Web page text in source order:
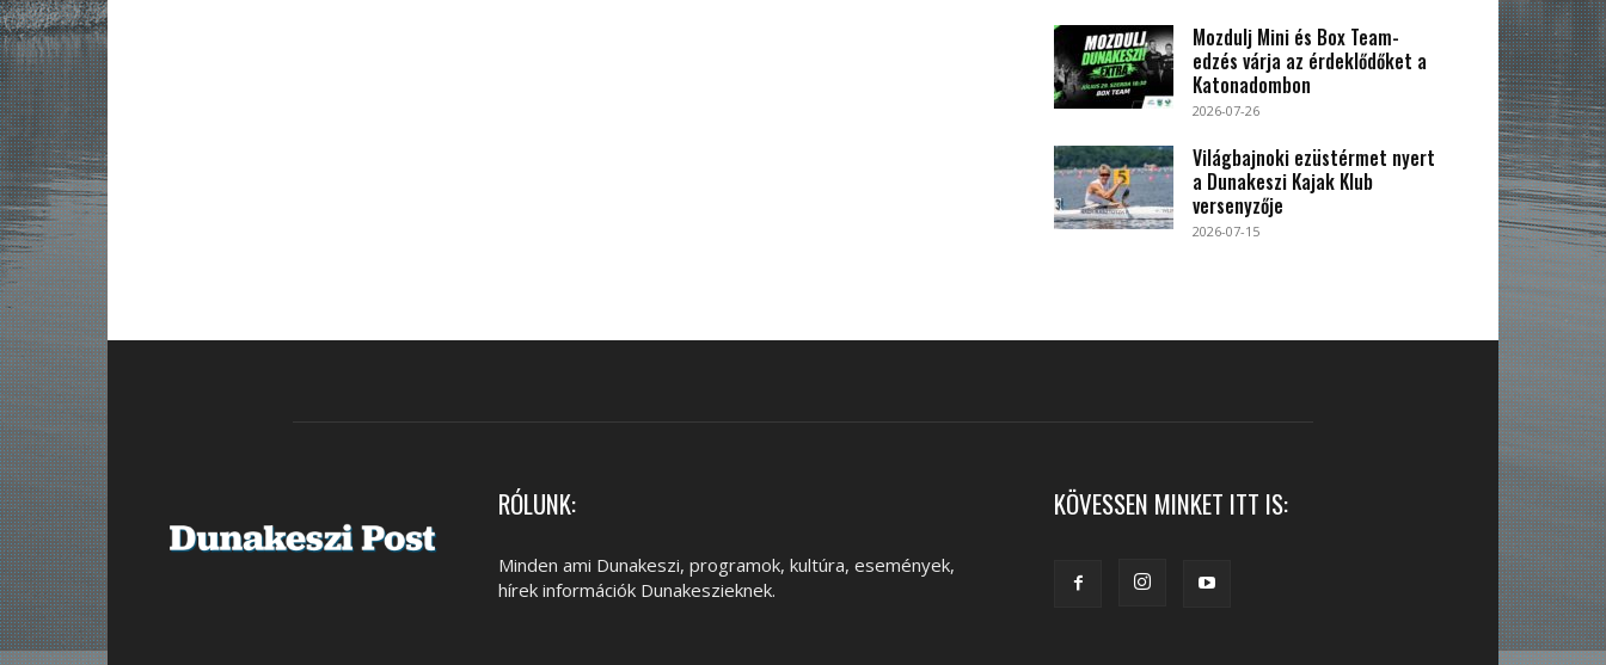
Mozdulj Mini és Box Team-
edzés várja az érdeklődőket a
Katonadombon
2026-07-26
Világbajnoki ezüstérmet nyert
a Dunakeszi Kajak Klub
versenyzője
2026-07-15
RÓLUNK:
Minden ami Dunakeszi, programok, kultúra, események,
hírek információk Dunakeszieknek.
KÖVESSEN MINKET ITT IS: